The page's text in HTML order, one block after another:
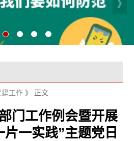
建工作 》 正文
门工作例会暨开展
片一实践”主题党日